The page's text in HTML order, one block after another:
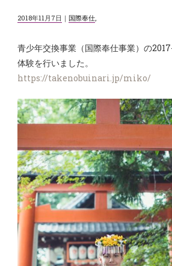
2018年11月7日 ｜ 国際奉仕
青少年交換事業（国際奉仕事業）の
体験を行いました。
https://takenobuinari.jp/miko/